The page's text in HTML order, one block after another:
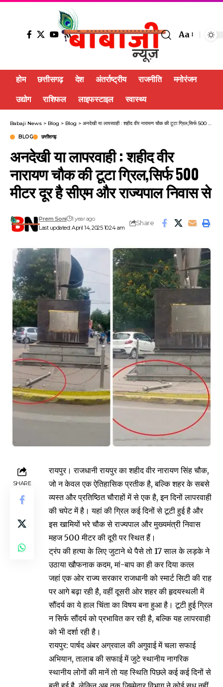
Aa
होम छत्तीसगढ़ देश अंतर्राष्ट्रीय राजनीति मनोरंजन
उद्योग राशिफल लाइफस्टाइल स्वास्थ्य
Babaji News > Blog > Blog > अनदेखी या लापरवाही : शहीद वीर नारायण चौक की टूटा ग्रिल,सिर्फ 500 मीटर दूर है सीएम और राज्यपाल निवास से
BLOG छत्तीसगढ़
अनदेखी या लापरवाही : शहीद वीर
नारायण चौक की टूटा ग्रिल,सिर्फ 500
मीटर दूर है सीएम और राज्यपाल निवास से
Last updated: April 14, 2025 10:24 am
Prem Soni 1 year ago
Share
SHARE
रायपुर। राजधानी रायपुर का शहीद वीर नारायण सिंह चौक,
जो न केवल एक ऐतिहासिक प्रतीक है, बल्कि शहर के सबसे
व्यस्त और प्रतिष्ठित चौराहों में से एक है, इन दिनों लापरवाही
की चपेट में है। यहां की ग्रिल कई दिनों से टूटी हुई है और
इस खामियों भरे चौक से राज्यपाल और मुख्यमंत्री निवास
महज 500 मीटर की दूरी पर स्थित हैं।
ट्रंप की हत्या के लिए जुटाने थे पैसे तो 17 साल के लड़के ने
उठाया खौफनाक कदम, मां-बाप का ही कर दिया कत्ल
जहां एक ओर राज्य सरकार राजधानी को स्मार्ट सिटी की राह
पर आगे बढ़ा रही है, वहीं दूसरी ओर शहर की हृदयस्थली में
सौंदर्य का ये हाल चिंता का विषय बना हुआ है। टूटी हुई ग्रिल
न सिर्फ सौंदर्य को प्रभावित कर रही है, बल्कि यह लापरवाही
को भी दर्शा रही है।
रायपुर: पार्षद अंबर अग्रवाल की अगुवाई में चला सफाई
अभियान, तालाब की सफाई में जुटे स्थानीय नागरिक
स्थानीय लोगों की मानें तो यह स्थिति पिछले कई कई दिनों से